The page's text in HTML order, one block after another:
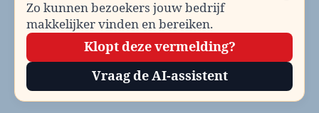
Telefoonnummer
en
contactinformatie
Zo kunnen bezoekers jouw bedrijf
makkelijker vinden en bereiken.
Klopt deze vermelding?
Vraag de AI-assistent